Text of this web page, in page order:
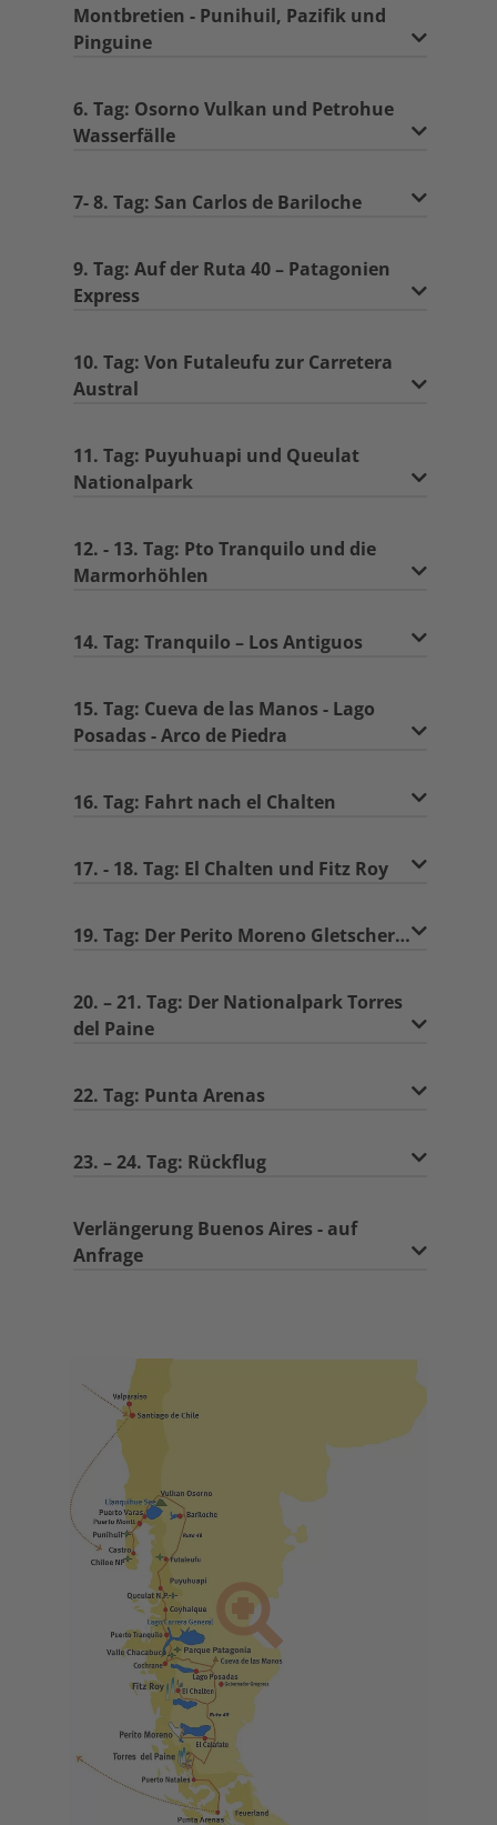
Montbretien - Punihuil, Pazifik und
Pinguine
6. Tag: Osorno Vulkan und Petrohue
Wasserfälle
7- 8. Tag: San Carlos de Bariloche
9. Tag: Auf der Ruta 40 – Patagonien
Express
10. Tag: Von Futaleufu zur Carretera
Austral
11. Tag: Puyuhuapi und Queulat
Nationalpark
12. - 13. Tag: Pto Tranquilo und die
Marmorhöhlen
14. Tag: Tranquilo – Los Antiguos
15. Tag: Cueva de las Manos - Lago
Posadas - Arco de Piedra
16. Tag: Fahrt nach el Chalten
17. - 18. Tag: El Chalten und Fitz Roy
19. Tag: Der Perito Moreno Gletscher…
20. – 21. Tag: Der Nationalpark Torres
del Paine
22. Tag: Punta Arenas
23. – 24. Tag: Rückflug
Verlängerung Buenos Aires - auf
Anfrage